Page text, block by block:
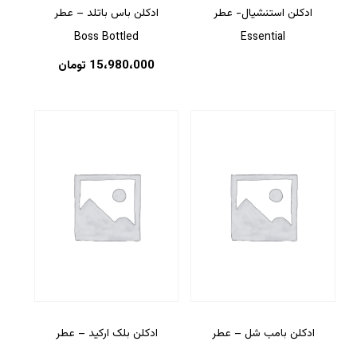
ادکلن استنشیال- عطر
Essential
ادکلن باس باتلد – عطر
Boss Bottled
15،980،000 تومان
ادکلن بامب شل – عطر ادکلن بلک ارکید – عطر